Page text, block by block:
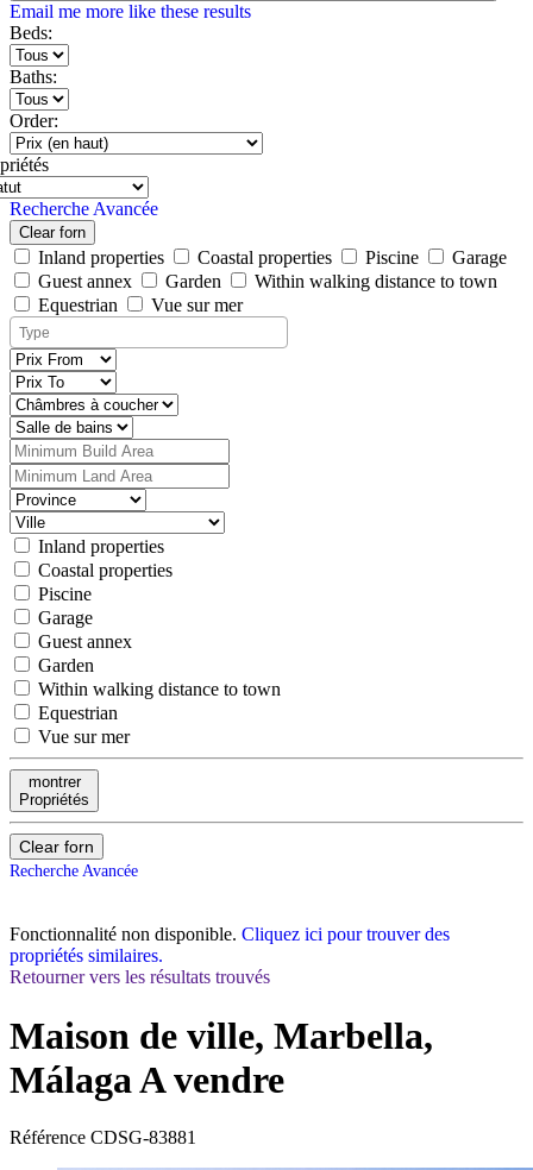
Email me more like these results
Beds:
Baths:
Order:
Recherche Avancée
Clear forn
Inland properties Coastal properties Piscine
Garage
Guest annex
Garden
Within walking distance to town
Equestrian
Vue sur mer
Inland properties
Coastal properties
Piscine
Garage
Guest annex
Garden
Within walking distance to town
Equestrian
Vue sur mer
montrer
Propriétés
Clear forn
Recherche Avancée
Fonctionnalité non disponible. Cliquez ici pour trouver des
propriétés similaires.
Retourner vers les résultats trouvés
Maison de ville, Marbella,
MálagaA vendre
Référence CDSG-83881